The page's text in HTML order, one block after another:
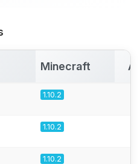
Minecraft
1.10.2
1.10.2
1.10.2